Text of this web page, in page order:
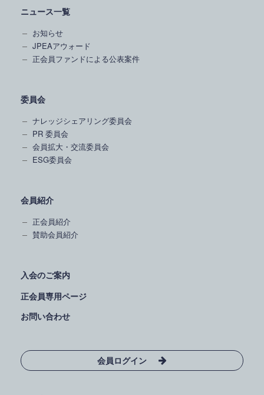
ニュース一覧
お知らせ
JPEAアウォード
正会員ファンドによる公表案件
委員会
ナレッジシェアリング委員会
PR 委員会
会員拡大・交流委員会
ESG委員会
会員紹介
正会員紹介
賛助会員紹介
入会のご案内
正会員専用ページ
お問い合わせ
会員ログイン